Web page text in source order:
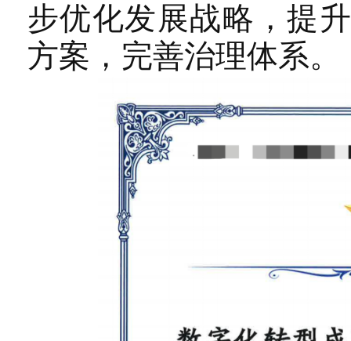
步优化发展战略，提
方案，完善治理体系。